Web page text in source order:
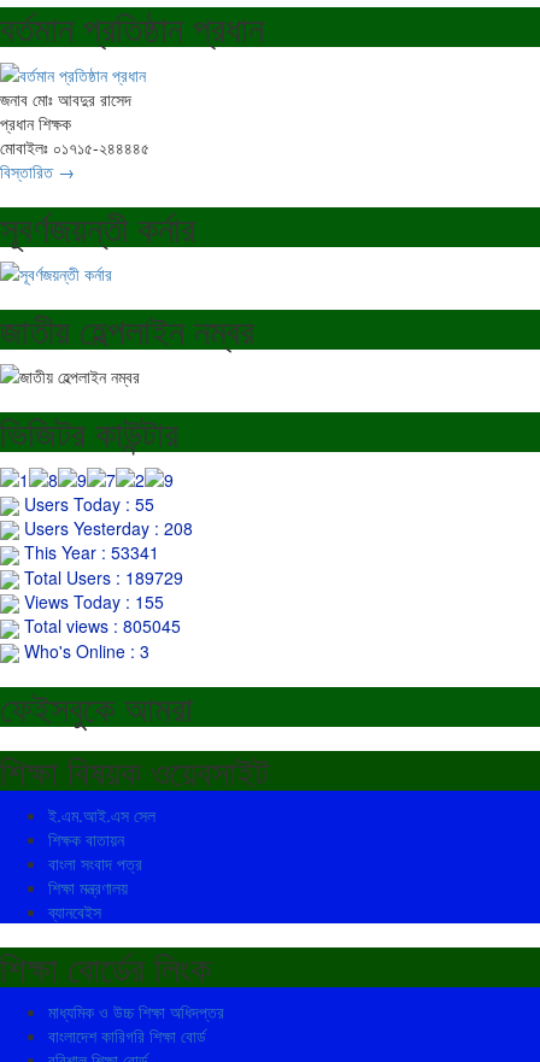
বর্তমান প্রতিষ্ঠান প্রধান
জনাব মোঃ আবদুর রাসেদ
প্রধান শিক্ষক
মোবাইলঃ ০১৭১৫-২৪৪৪৪৫
বিস্তারিত →
সূবর্ণজয়ন্তী কর্নার
জাতীয় হেল্পলাইন নম্বর
ভিজিটর কাউন্টার
Users Today : 55
Users Yesterday : 208
This Year : 53341
Total Users : 189729
Views Today : 155
Total views : 805045
Who's Online : 3
ফেইসবুকে আমরা
শিক্ষা বিষয়ক ওয়েবসাইট
ই.এম.আই.এস সেল
শিক্ষক বাতায়ন
বাংলা সংবাদ পত্র
শিক্ষা মন্ত্রণালয়
ব্যানবেইস
শিক্ষা বোর্ডের লিংক
মাধ্যমিক ও উচ্চ শিক্ষা অধিদপ্তর
বাংলাদেশ কারিগরি শিক্ষা বোর্ড